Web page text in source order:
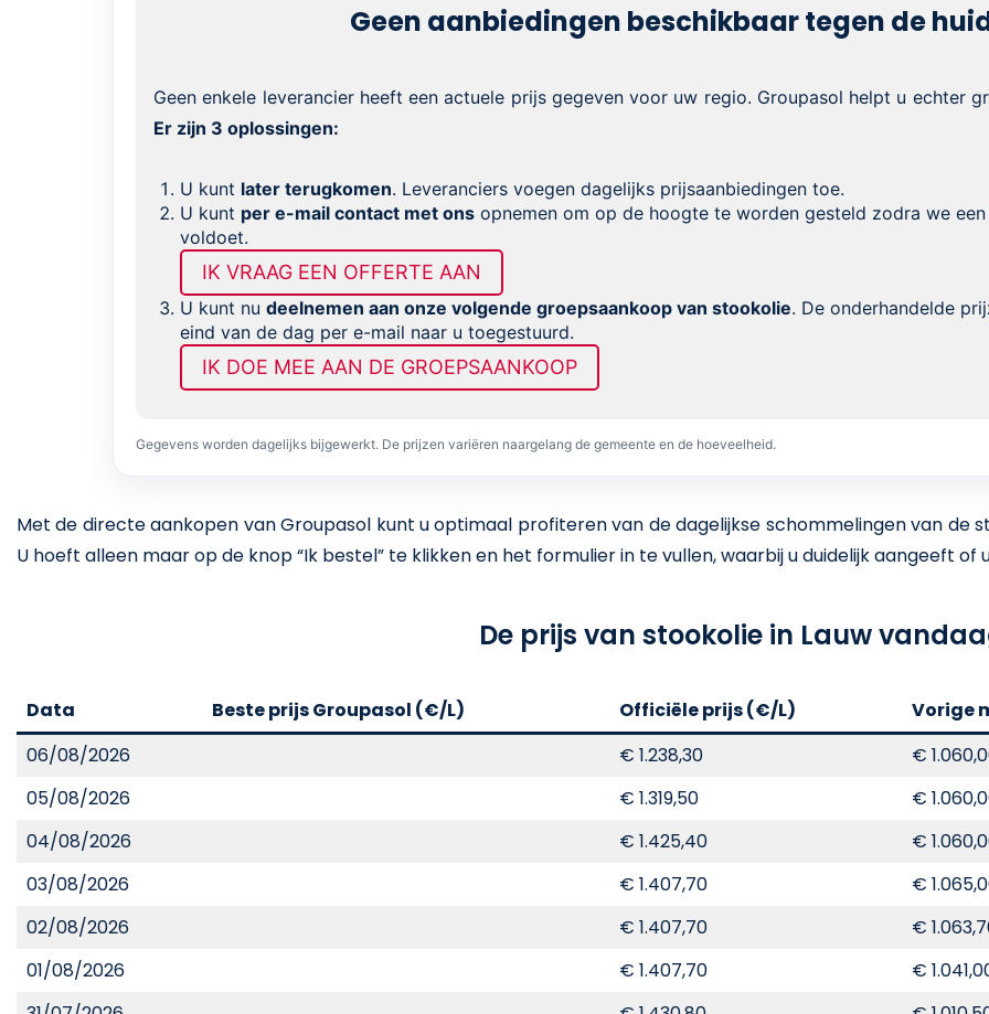
Geen aanbiedingen beschikbaar tegen de
Geen enkele leverancier heeft een actuele prijs gegeven voor uw regio. Groupasol helpt u echter
Er zijn 3 oplossingen:
U kunt later terugkomen. Leveranciers voegen dagelijks prijsaanbiedingen toe.
U kunt per e-mail contact met ons opnemen om op de hoogte te worden gesteld zodra we
voldoet.
IK VRAAG EEN OFFERTE AAN
U kunt nu deelnemen aan onze volgende groepsaankoop van stookolie. De onderhandelde
eind van de dag per e-mail naar u toegestuurd.
IK DOE MEE AAN DE GROEPSAANKOOP
Gegevens worden dagelijks bijgewerkt. De prijzen variëren naargelang de gemeente en de hoeveelheid.
Met de directe aankopen van Groupasol kunt u optimaal profiteren van de dagelijkse schommelingen van de
U hoeft alleen maar op de knop “Ik bestel” te klikken en het formulier in te vullen, waarbij u duidelijk aangeeft of
De prijs van stookolie in Lauw
Data Beste prijs Groupasol (€/L) Officiële prijs (€/L)
Vorige
06/08/2026
€ 1.238,30
€
05/08/2026
€ 1.319,50
€
04/08/2026
€ 1.425,40
€
03/08/2026
€ 1.407,70
€
02/08/2026
€ 1.407,70
€
01/08/2026
€ 1.407,70
€